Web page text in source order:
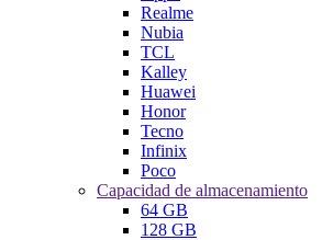
Realme
Nubia
TCL
Kalley
Huawei
Honor
Tecno
Infinix
Poco
Capacidad de almacenamiento
64 GB
128 GB